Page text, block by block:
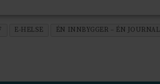
E-HELSE
ÉN INNBYGGER – ÉN JOURNAL